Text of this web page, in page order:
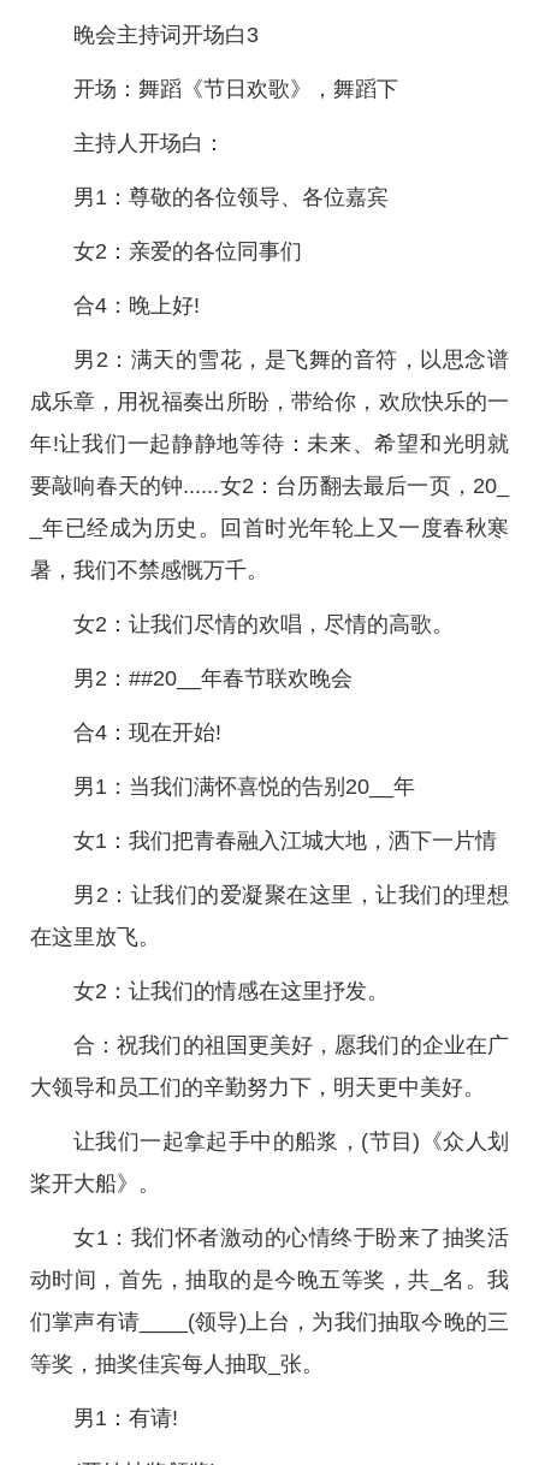
晚会主持词开场白3
开场：舞蹈《节日欢歌》，舞蹈下
主持人开场白：
男1：尊敬的各位领导、各位嘉宾
女2：亲爱的各位同事们
合4：晚上好!
男2：满天的雪花，是飞舞的音符，以思念谱
成乐章，用祝福奏出所盼，带给你，欢欣快乐的一
年!让我们一起静静地等待：未来、希望和光明就
要敲响春天的钟......女2：台历翻去最后一页，20_
_年已经成为历史。回首时光年轮上又一度春秋寒
暑，我们不禁感慨万千。
女2：让我们尽情的欢唱，尽情的高歌。
男2：##20__年春节联欢晚会
合4：现在开始!
男1：当我们满怀喜悦的告别20__年
女1：我们把青春融入江城大地，洒下一片情
男2：让我们的爱凝聚在这里，让我们的理想
在这里放飞。
女2：让我们的情感在这里抒发。
合：祝我们的祖国更美好，愿我们的企业在广
大领导和员工们的辛勤努力下，明天更中美好。
让我们一起拿起手中的船浆，(节目)《众人划
桨开大船》。
女1：我们怀者激动的心情终于盼来了抽奖活
动时间，首先，抽取的是今晚五等奖，共_名。我
们掌声有请____(领导)上台，为我们抽取今晚的三
等奖，抽奖佳宾每人抽取_张。
男1：有请!